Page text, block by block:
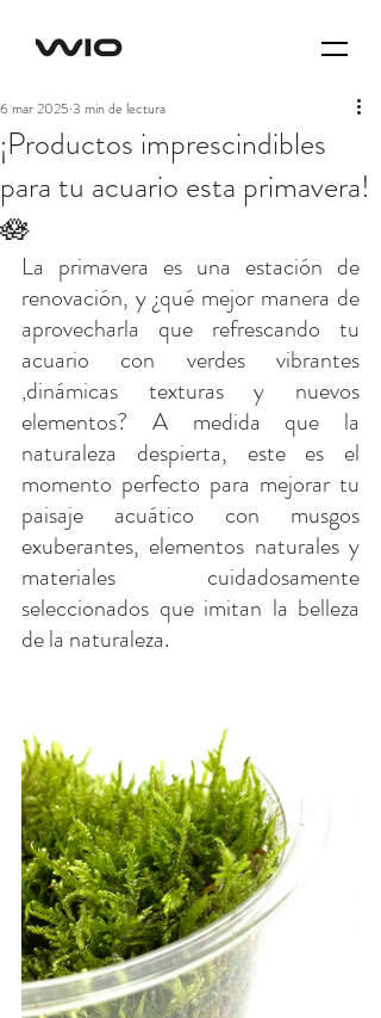
¡Productos imprescindibles
para tu acuario esta primavera!
🪷
6 mar 2025 3 min de lectura
La primavera es una estación de
renovación, y ¿qué mejor manera de
aprovecharla que refrescando tu
,dinámicas texturas y nuevos
elementos? A medida que la
naturaleza despierta, este es el
momento perfecto para mejorar tu
paisaje acuático con musgos
exuberantes, elementos naturales y
materiales cuidadosamente
seleccionados que imitan la belleza
de la naturaleza.